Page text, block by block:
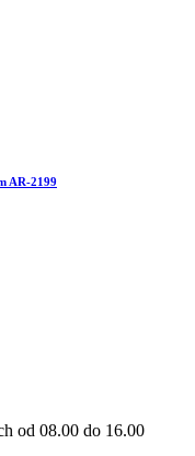
AR-2199
od 08.00 do 16.00